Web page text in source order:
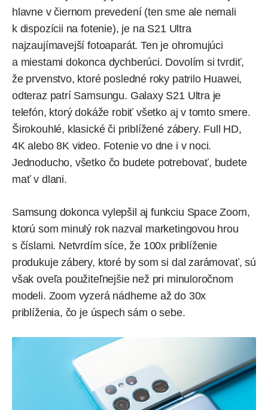
hlavne v čiernom prevedení (ten sme ale nemali
k dispozícii na fotenie), je na S21 Ultra
najzaujímavejší fotoaparát. Ten je ohromujúci
a miestami dokonca dychberúci. Dovolím si tvrdiť,
že prvenstvo, ktoré posledné roky patrilo Huawei,
odteraz patrí Samsungu. Galaxy S21 Ultra je
telefón, ktorý dokáže robiť všetko aj v tomto smere.
Širokouhlé, klasické či priblížené zábery. Full HD,
4K alebo 8K video. Fotenie vo dne i v noci.
Jednoducho, všetko čo budete potrebovať, budete
mať v dlani.
Samsung dokonca vylepšil aj funkciu Space Zoom,
ktorú som minulý rok nazval marketingovou hrou
s číslami. Netvrdím síce, že 100x priblíženie
produkuje zábery, ktoré by som si dal zarámovať, sú
však oveľa použiteľnejšie než pri minuloročnom
modeli. Zoom vyzerá nádherne až do 30x
priblíženia, čo je úspech sám o sebe.